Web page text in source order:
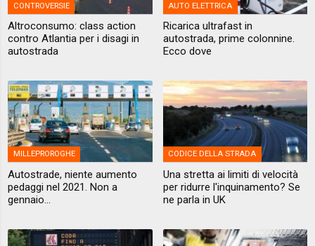
CONTROVERSIE
Altroconsumo: class action
contro Atlantia per i disagi in
autostrada
AUTO ELETTRICA
Ricarica ultrafast in
autostrada, prime colonnine.
Ecco dove
MILLEPROROGHE
Autostrade, niente aumento
pedaggi nel 2021. Non a
gennaio...
CODICE DELLA STRADA
Una stretta ai limiti di velocità
per ridurre l'inquinamento? Se
ne parla in UK